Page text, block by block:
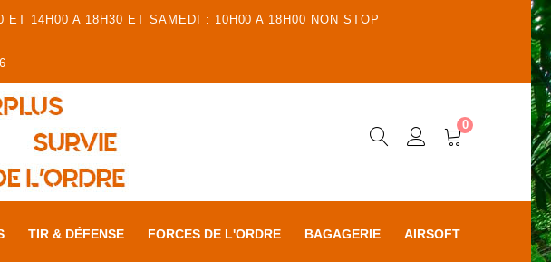
14H00 A 18H30 ET SAMEDI : 10H00 A 18H00 NON STOP
0
TIR & DÉFENSE FORCES DE L'ORDRE BAGAGERIE AIRSOFT